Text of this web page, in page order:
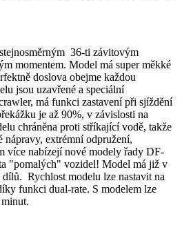
36-ti závitovým
momentem. Model má super měkké
doslova obejme každou
jsou uzavřené a speciální
má funkci zastavení při sjíždění
je až 90%, v závislosti na
chráněna proti stříkající vodě, takže
nápravy, extrémní odpružení,
více nabízejí nové modely řady DF-
"pomalých" vozidel! Model má již v
Rychlost modelu lze nastavit na
funkci dual-rate. S modelem lze